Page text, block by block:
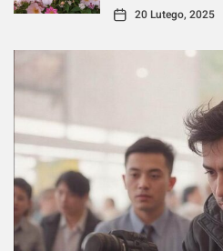
20 Lutego, 2025